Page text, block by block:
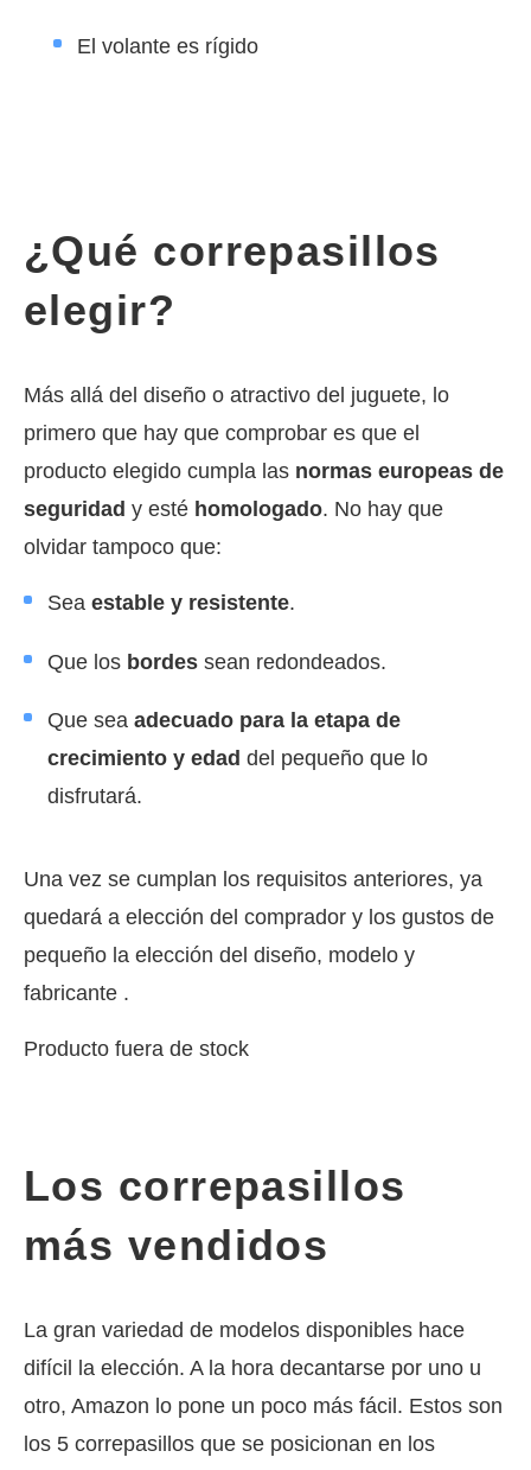
El volante es rígido
¿Qué correpasillos
elegir?
Más allá del diseño o atractivo del juguete, lo
primero que hay que comprobar es que el
producto elegido cumpla las normas europeas de
seguridad y esté homologado. No hay que
olvidar tampoco que:
Sea estable y resistente.
Que los bordes sean redondeados.
Que sea adecuado para la etapa de
crecimiento y edad del pequeño que lo
disfrutará.
Una vez se cumplan los requisitos anteriores, ya
quedará a elección del comprador y los gustos de
pequeño la elección del diseño, modelo y
fabricante .
Producto fuera de stock
Los correpasillos
más vendidos
La gran variedad de modelos disponibles hace
difícil la elección. A la hora decantarse por uno u
otro, Amazon lo pone un poco más fácil. Estos son
los 5 correpasillos que se posicionan en los